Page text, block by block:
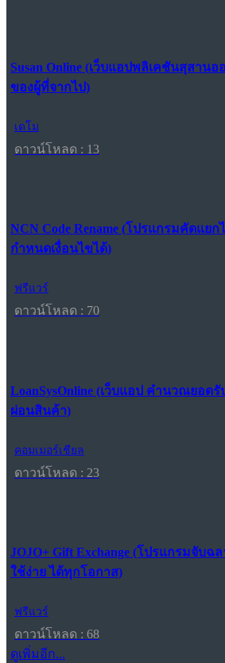
Susan Online (เว็บแอปพลิเคชันสุสาน
ของผู้ที่จากไป)
เดโม
ดาวน์โหลด : 13
NCN Code Rename (โปรแกรมคัดแย
กำหนดเงื่อนไขได้)
ฟรีแวร์
ดาวน์โหลด : 70
LoanSysOnline (เว็บแอป คำนวณยอด
ผ่อนสินค้า)
คอมเมอร์เชียล
ดาวน์โหลด : 23
JOJO+ Gift Exchange (โปรแกรมจับ
ใช้ง่าย ได้ทุกโอกาส)
ฟรีแวร์
ดาวน์โหลด : 68
ดูเพิ่มอีก...